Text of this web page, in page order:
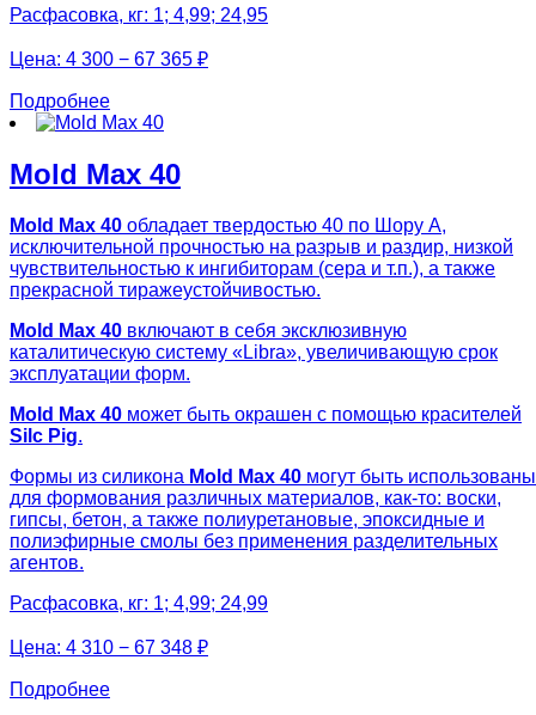
Расфасовка, кг: 1; 4,99; 24,95
Цена: 4 300 − 67 365 ₽
Подробнее
Mold Max 40
Mold Max 40 обладает твердостью 40 по Шору А,
исключительной прочностью на разрыв и раздир, низкой
чувствительностью к ингибиторам (сера и т.п.), а также
прекрасной тиражеустойчивостью.
Mold Max 40 включают в себя эксклюзивную
каталитическую систему «Libra», увеличивающую срок
эксплуатации форм.
Mold Max 40 может быть окрашен с помощью красителей
Silc Pig.
Формы из силикона Mold Max 40 могут быть использованы
для формования различных материалов, как-то: воски,
гипсы, бетон, а также полиуретановые, эпоксидные и
полиэфирные смолы без применения разделительных
агентов.
Расфасовка, кг: 1; 4,99; 24,99
Цена: 4 310 − 67 348 ₽
Подробнее